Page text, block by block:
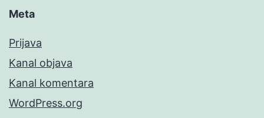
Meta
Prijava
Kanal objava
Kanal komentara
WordPress.org